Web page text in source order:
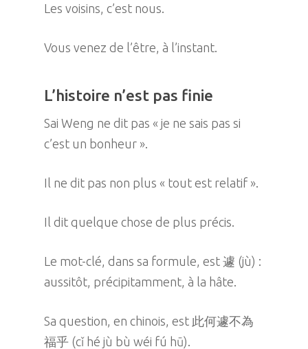
Les voisins, c’est nous.
Vous venez de l’être, à l’instant.
L’histoire n’est pas finie
Sai Weng ne dit pas « je ne sais pas si
c’est un bonheur ».
Il ne dit pas non plus « tout est relatif ».
Il dit quelque chose de plus précis.
Le mot-clé, dans sa formule, est 遽 (jù) :
aussitôt, précipitamment, à la hâte.
Sa question, en chinois, est 此何遽不為
福乎 (cǐ hé jù bù wéi fú hū).